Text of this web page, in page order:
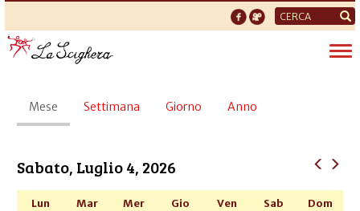
Form
di
ricerca
Schede
primarie
Mese (scheda
attiva)
Settimana Giorno Anno
Sabato, Luglio 4, 2026
Lun Mar Mer Gio Ven Sab Dom